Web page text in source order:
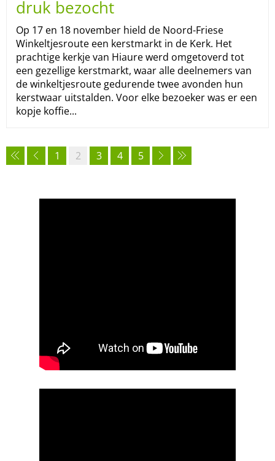
druk bezocht
Op 17 en 18 november hield de Noord-Friese
Winkeltjesroute een kerstmarkt in de Kerk. Het
prachtige kerkje van Hiaure werd omgetoverd tot
een gezellige kerstmarkt, waar alle deelnemers van
de winkeltjesroute gedurende twee avonden hun
kerstwaar uitstalden. Voor elke bezoeker was er een
kopje koffie...
1 2 3 4 5